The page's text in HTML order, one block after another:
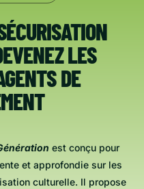
LES
DE
est conçu pour
et approfondie sur les
culturelle. Il propose